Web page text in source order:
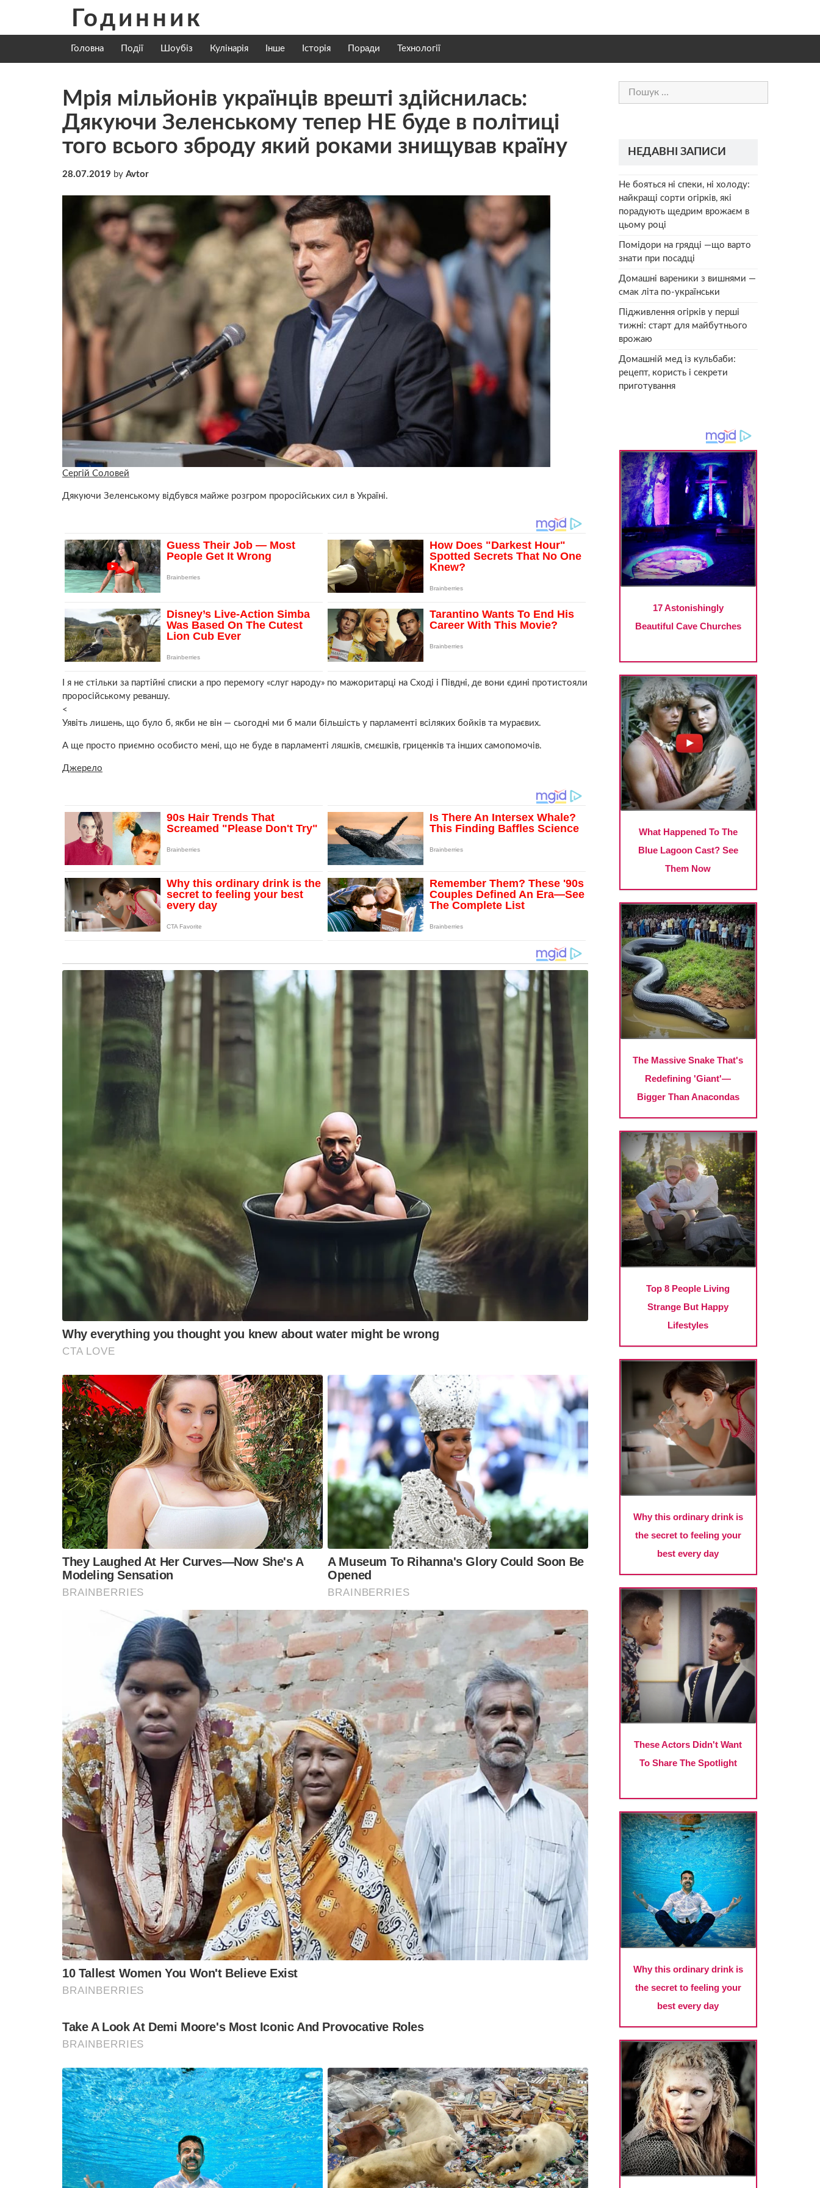
content
Годинник
Головна Події Шоубіз Кулінарія Інше Історія Поради Технології
Мрія мільйонів українців врешті здійснилась:
Дякуючи Зеленському тепер НЕ буде в політиці
того всього зброду який роками знищував країну
28.07.2019 by Avtor
Сергій Соловей
Дякуючи Зеленському відбувся майже розгром проросійських сил в Україні.
І я не стільки за партійні списки а про перемогу «слуг народу» по мажоритарці на Сході і Півдні, де вони єдині протистояли
проросійському реваншу.
<
Уявіть лишень, що було б, якби не він — сьогодні ми б мали більшість у парламенті всіляких бойків та мураєвих.
А ще просто приємно особисто мені, що не буде в парламенті ляшків, смєшків, гриценків та інших самопомочів.
Джерело
Пошук:
НЕДАВНІ ЗАПИСИ
Не бояться ні спеки, ні холоду:
найкращі сорти огірків, які
порадують щедрим врожаєм в
цьому році
Помідори на грядці —що варто
знати при посадці
Домашні вареники з вишнями —
смак літа по-українськи
Підживлення огірків у перші
тижні: старт для майбутнього
врожаю
Домашній мед із кульбаби:
рецепт, користь і секрети
приготування